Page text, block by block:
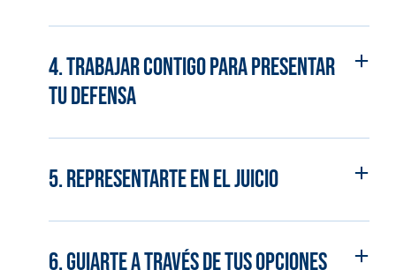
4. Trabajar contigo para presentar
tu defensa
5. Representarte en el juicio
6. Guiarte a través de tus opciones